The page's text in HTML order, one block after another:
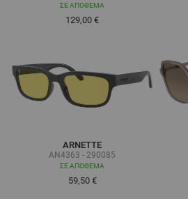
ΣΕ ΑΠΌΘΕΜΑ
129,00 €
ARNETTE
AN4363 - 290085
ΣΕ ΑΠΌΘΕΜΑ
59,50 €